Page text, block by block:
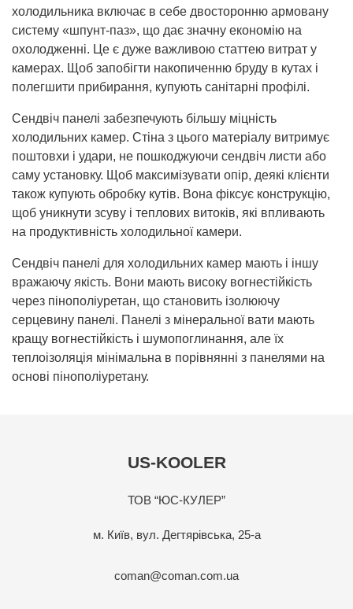
холодильника включає в себе двосторонню армовану
систему «шпунт-паз», що дає значну економію на
охолодженні. Це є дуже важливою статтею витрат у
камерах. Щоб запобігти накопиченню бруду в кутах і
полегшити прибирання, купують санітарні профілі.
Сендвіч панелі забезпечують більшу міцність
холодильних камер. Стіна з цього матеріалу витримує
поштовхи і удари, не пошкоджуючи сендвіч листи або
саму установку. Щоб максимізувати опір, деякі клієнти
також купують обробку кутів. Вона фіксує конструкцію,
щоб уникнути зсуву і теплових витоків, які впливають
на продуктивність холодильної камери.
Сендвіч панелі для холодильних камер мають і іншу
вражаючу якість. Вони мають високу вогнестійкість
через пінополіуретан, що становить ізолюючу
серцевину панелі. Панелі з мінеральної вати мають
кращу вогнестійкість і шумопоглинання, але їх
теплоізоляція мінімальна в порівнянні з панелями на
основі пінополіуретану.
US-KOOLER
ТОВ “ЮС-КУЛЕР”
м. Київ, вул. Дегтярівська, 25-а
coman@coman.com.ua